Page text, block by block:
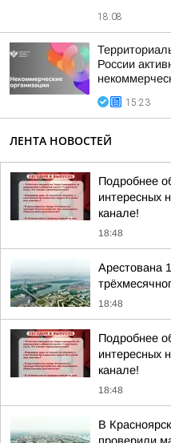
18:08
России
15:23
ЛЕНТА НОВОСТЕЙ
Подробнее
интересных
канале!
18:48
Арестована
18:48
Подробнее
интересных
канале!
18:48
В